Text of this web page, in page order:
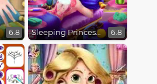
6.8 Sleeping Princess Spa Day 6.8